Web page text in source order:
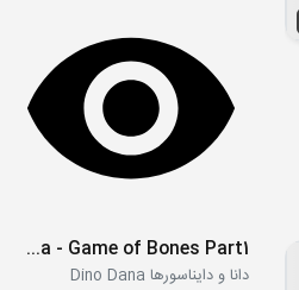
S2E12a - Game of Bones Part1
دانا و دایناسورها Dino Dana